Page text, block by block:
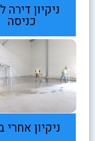
ניקיון דירה
כניסה
ניקיון אחרי